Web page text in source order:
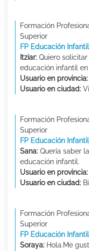
Formación
Superior
FP Educación Infantil
Itziar: Quiero
educación infantil
Usuario en provincia:
Usuario en ciudad:
Formación
Superior
FP Educación Infantil
Sana: Quería saber
educación infantil.
Usuario en provincia:
Usuario en ciudad:
Formación
Superior
FP Educación Infantil
Soraya: Hola.Me